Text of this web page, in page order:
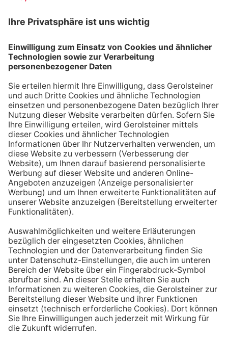
nicht vergisst. Denke daran, auch unterwegs immer
etwas Wasser dabei zu haben. Kleine PET-Flaschen mit
hinnehmen.
Tipp #2: Trinke direkt nach dem Aufstehen
Über Nacht verliert dein Körper Flüssigkeit. Um gut in
den Tag zu starten, solltest du deshalb direkt nach dem
Aufstehen ein großes Glas Wasser trinken. Stelle dir
zum Beispiel eine Flasche Mineralwasser direkt ans
Bett, damit du dieses kleine Morgenritual sofort
durchführen kannst.
Tipp #3: Vor und während jeder Mahlzeit
ein Glas Wasser trinken
Dadurch verknüpfst du das Trinken mit einem Ereignis.
einer Mahlzeit trinken, unterstützt du außerdem die
Produktion von Verdauungssäften. Zusätzlich fördert
das Trinken während des Essens das Sättigungsgefühl.
Tipp #4: Peppe dein Wasser auf
Wenn dir der Geschmack von purem Mineralwasser
nicht reichen sollte, dann kannst du deine Getränke mit
einfachen Mitteln verfeinern. Mische dir einfach